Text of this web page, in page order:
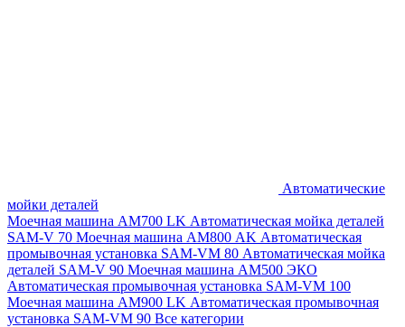
Автоматические
мойки деталей
Моечная машина AM700 LK Автоматическая мойка деталей
SAM-V 70 Моечная машина АМ800 AK Автоматическая
промывочная установка SAM-VM 80 Автоматическая мойка
деталей SAM-V 90 Моечная машина АМ500 ЭКО
Автоматическая промывочная установка SAM-VM 100
Моечная машина AM900 LK Автоматическая промывочная
установка SAM-VM 90 Все категории